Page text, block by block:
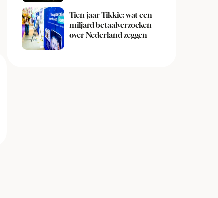
Tien jaar Tikkie: wat een
miljard betaalverzoeken
over Nederland zeggen